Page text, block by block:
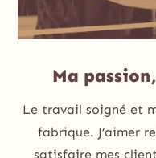
Ma
Le travail soigné et
fabrique. J’aimer
satisfaire mes